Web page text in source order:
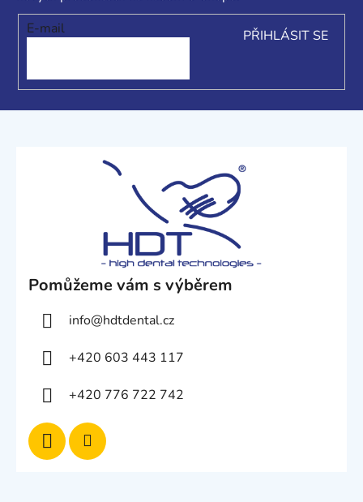
E-mail
PŘIHLÁSIT SE
Pomůžeme vám s výběrem
info@hdtdental.cz
+420 603 443 117
+420 776 722 742